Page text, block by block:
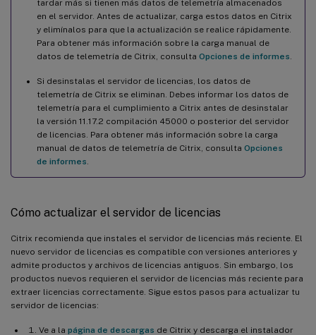
tardar más si tienen más datos de telemetría almacenados
en el servidor. Antes de actualizar, carga estos datos en Citrix
y elimínalos para que la actualización se realice rápidamente.
Para obtener más información sobre la carga manual de
datos de telemetría de Citrix, consulta Opciones de informes
Si desinstalas el servidor de licencias, los datos de
telemetría de Citrix se eliminan. Debes informar los datos de
telemetría para el cumplimiento a Citrix antes de desinstalar
la versión 11.17.2 compilación 45000 o posterior del servidor
de licencias. Para obtener más información sobre la carga
manual de datos de telemetría de Citrix, consulta Opciones
de informes
Cómo actualizar el servidor de licencias
Citrix recomienda que instales el servidor de licencias más reciente. El
nuevo servidor de licencias es compatible con versiones anteriores y
admite productos y archivos de licencias antiguos. Sin embargo, los
productos nuevos requieren el servidor de licencias más reciente para
extraer licencias correctamente. Sigue estos pasos para actualizar tu
servidor de licencias:
Ve a la página de descargas de Citrix y descarga el instalador